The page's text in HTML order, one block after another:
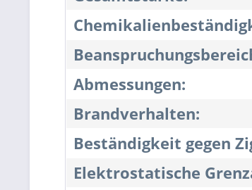
Abmessungen:
Brandverhalten:
Beständigkeit gegen
Elektrostatische